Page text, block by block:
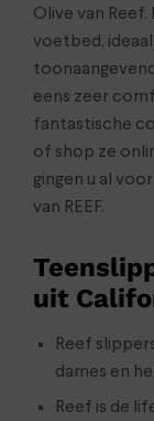
Olive van
voetbed, ideaal
eens zeer
fantastische
of shop ze
gingen u al
van REEF.
uit
Reef
dames en
Reef is de